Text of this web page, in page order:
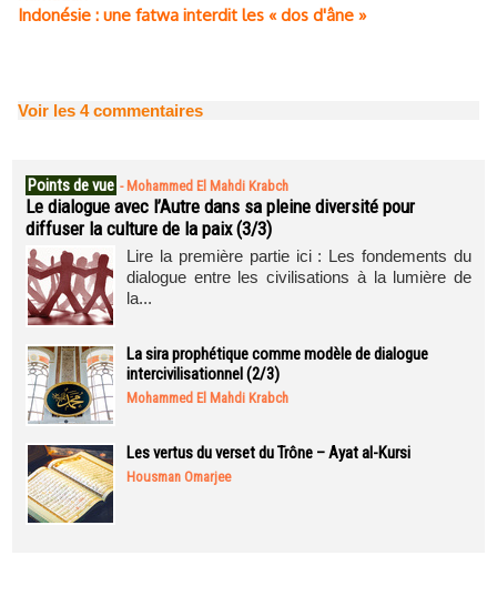
Indonésie : une fatwa interdit les « dos d'âne »
Voir les 4commentaires
Points de vue - Mohammed El Mahdi Krabch
Le dialogue avec l’Autre dans sa pleine diversité pour
diffuser la culture de la paix (3/3)
Lire la première partie ici : Les fondements du
dialogue entre les civilisations à la lumière de
la...
La sira prophétique comme modèle de dialogue
intercivilisationnel (2/3)
Mohammed El Mahdi Krabch
Les vertus du verset du Trône – Ayat al-Kursi
Housman Omarjee